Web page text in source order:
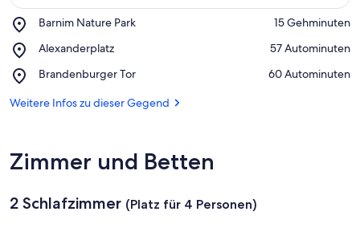
Barnim Nature Park
Place,
Nature
‪15 Gehminuten‬
Alexanderplatz
Place,
‪57 Autominuten‬
Brandenburger Tor
Place,
Tor
‪60 Autominuten‬
Weitere Infos zu dieser Gegend
Zimmer und Betten
2 Schlafzimmer (Platz für 4 Personen)